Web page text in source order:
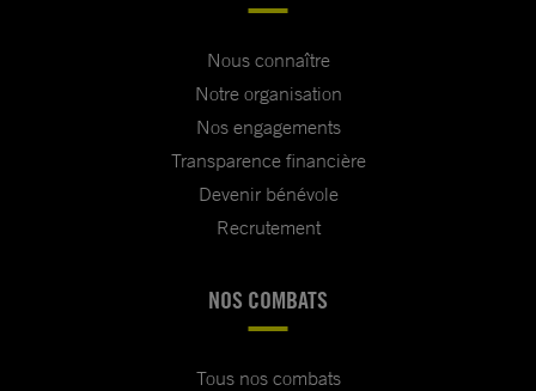
Nous connaître
Notre organisation
Nos engagements
Transparence financière
Devenir bénévole
Recrutement
NOS COMBATS
Tous nos combats